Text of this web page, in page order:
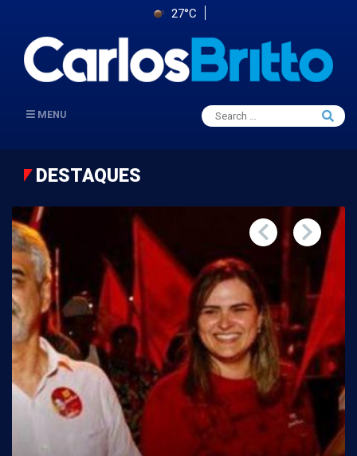
27°C
MENU
Search
for:
Search
DESTAQUES